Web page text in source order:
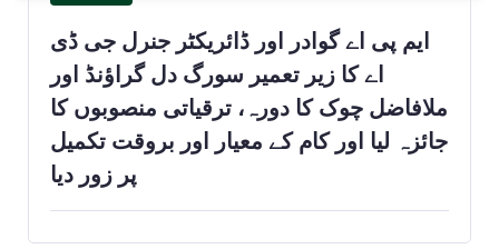
ایم پی اے گوادر اور ڈائریکٹر جنرل جی ڈی
اے کا زیر تعمیر سورگ دل گراؤنڈ اور
ملافاضل چوک کا دورہ، ترقیاتی منصوبوں کا
جائزہ لیا اور کام کے معیار اور بروقت تکمیل
پر زور دیا